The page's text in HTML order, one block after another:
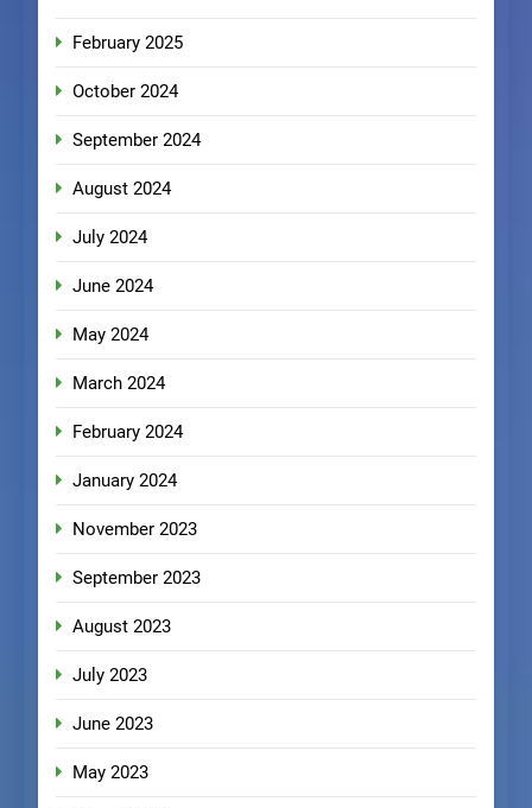
February 2025
October 2024
September 2024
August 2024
July 2024
June 2024
May 2024
March 2024
February 2024
January 2024
November 2023
September 2023
August 2023
July 2023
June 2023
May 2023